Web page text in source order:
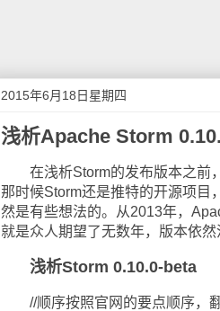
2015年6月18日星期四
浅析Apache Storm
在浅析Storm的发布版本之前，
那时候Storm还是推特的开源项目
然是有些想法的。从2013年，
就是众人期望了无数年，版本依然
浅析Storm 0.10.0-beta
//顺序按照官网的要点顺序，